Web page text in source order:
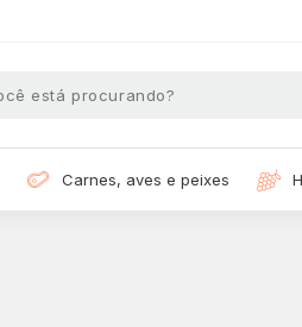
carnes, aves e peixes